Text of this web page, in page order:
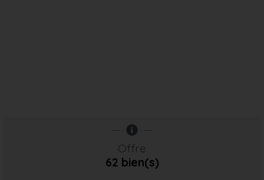
Offre
62 bien(s)